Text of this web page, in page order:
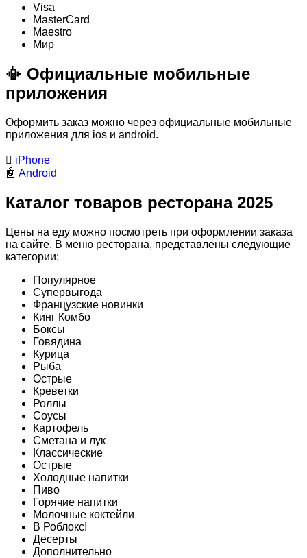
Visa
MasterСard
Maestro
Мир
📳 Официальные мобильные
приложения
Оформить заказ можно через официальные мобильные
приложения для ios и android.
 iPhone
🤖 Android
Каталог товаров ресторана 2025
Цены на еду можно посмотреть при оформлении заказа
на сайте. В меню ресторана, представлены следующие
категории:
Популярное
Супервыгода
Французские новинки
Кинг Комбо
Боксы
Говядина
Курица
Рыба
Острые
Креветки
Роллы
Соусы
Картофель
Сметана и лук
Классические
Острые
Холодные напитки
Пиво
Горячие напитки
Молочные коктейли
В Роблокс!
Десерты
Дополнительно